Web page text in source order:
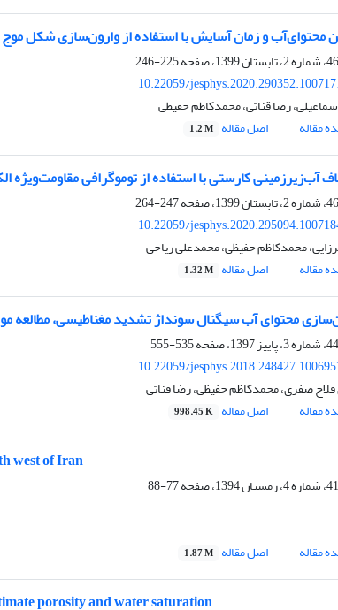
محتوای‌آب و زمان آسایش با استفاده از وارون‌سازی شکل
225-246
10.22059/
رضا قناتی، محمدکاظم حفیظی
مقاله
اصل مقاله 1.2 M
آب‌زیرزمینی کارستی با استفاده از توموگرافی
247-264
10.22059/
محمدکاظم حفیظی، محمدعلی ریاحی
مقاله
اصل مقاله 1.32 M
محتوای آب سیگنال سونداژ تشدید مغناطیسی، مطالعه
535-555
10.22059/
صفری، محمدکاظم حفیظی، رضا قناتی
مقاله
اصل مقاله 998.45 K
west of Iran
77-88
مقاله
اصل مقاله 1.87 M
porosity and water saturation